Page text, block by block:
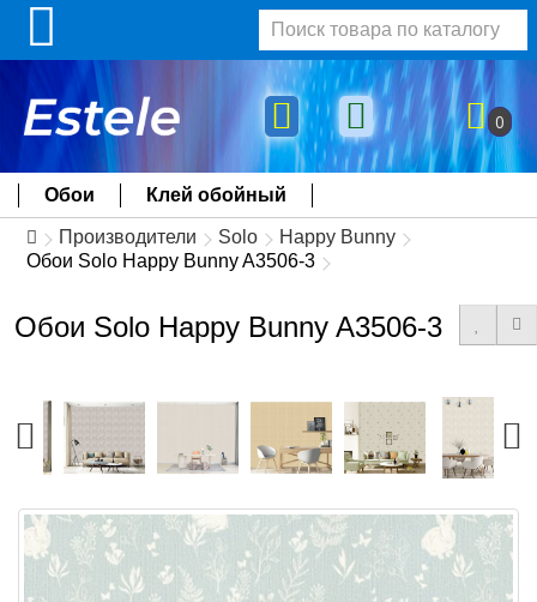
0
Обои Клей обойный
Производители Solo
Happy Bunny
Обои Solo Happy Bunny A3506-3
Обои Solo Happy Bunny A3506-3